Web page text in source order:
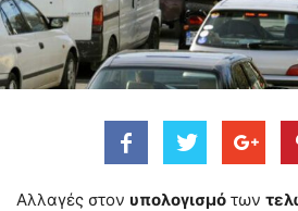
Αλλαγές στον υπολογισμό των